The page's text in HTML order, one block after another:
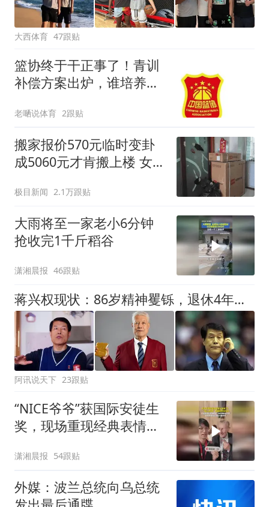
大西体育 47跟贴
篮协终于干正事了！青训
补偿方案出炉，谁培养谁
老嗮说体育 2跟贴
搬家报价570元临时变卦
成5060元才肯搬上楼 女子
极目新闻 2.1万跟贴
大雨将至一家老小6分钟
抢收完1千斤稻谷
潇湘晨报 46跟贴
蒋兴权现状：86岁精神矍铄，退休4年仍不忘篮球，儿女是他的骄傲
阿讯说天下 23跟贴
“NICE爷爷”获国际安徒生
奖，现场重现经典表情
潇湘晨报 54跟贴
外媒：波兰总统向乌总统